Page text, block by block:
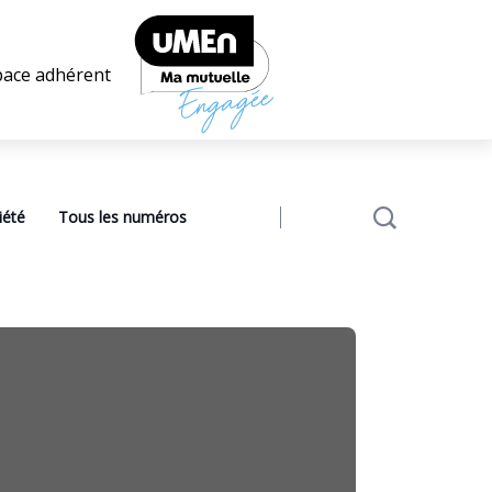
adhérent
Tous les numéros